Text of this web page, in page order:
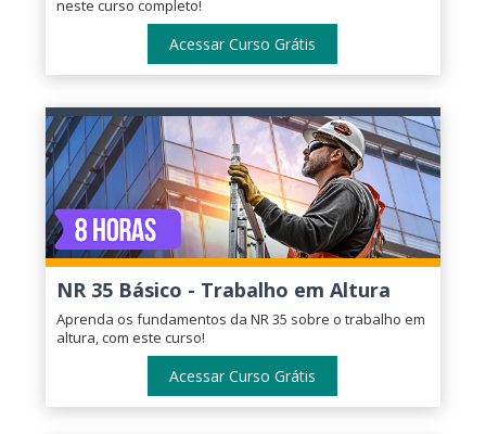
neste curso completo!
Acessar Curso Grátis
NR 35 Básico - Trabalho em Altura
Aprenda os fundamentos da NR 35 sobre o trabalho em
altura, com este curso!
Acessar Curso Grátis